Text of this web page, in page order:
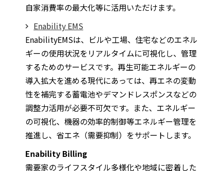
自家消費率の最大化等に活用いただけます。
Enability EMS
EnabilityEMSは、ビルや工場、住宅などのエネル
ギーの使用状況をリアルタイムに可視化し、管理
するためのサービスです。再生可能エネルギーの
導入拡大を進める現代にあっては、再エネの変動
性を補完する蓄電池やデマンドレスポンスなどの
調整力活用が必要不可欠です。また、エネルギー
の可視化、機器の効率的制御等エネルギー管理を
推進し、省エネ（需要抑制）をサポートします。
Enability Billing
需要家のライフスタイル多様化や地域に密着した